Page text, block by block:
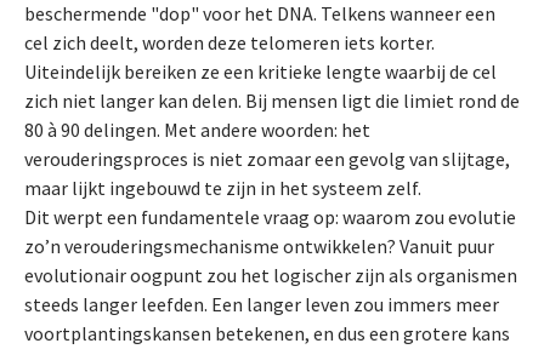
beschermende "dop" voor het DNA. Telkens wanneer een
cel zich deelt, worden deze telomeren iets korter.
Uiteindelijk bereiken ze een kritieke lengte waarbij de cel
zich niet langer kan delen. Bij mensen ligt die limiet rond de
80 à 90 delingen. Met andere woorden: het
verouderingsproces is niet zomaar een gevolg van slijtage,
maar lijkt ingebouwd te zijn in het systeem zelf.
Dit werpt een fundamentele vraag op: waarom zou evolutie
zo’n verouderingsmechanisme ontwikkelen? Vanuit puur
evolutionair oogpunt zou het logischer zijn als organismen
steeds langer leefden. Een langer leven zou immers meer
voortplantingskansen betekenen, en dus een grotere kans